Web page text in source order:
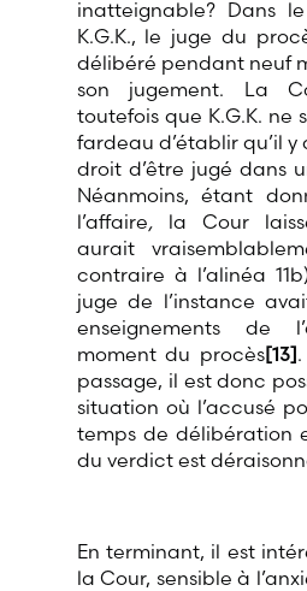
inatteignable? Dans
K.G.K., le juge du
délibéré pendant neuf
son jugement. La
toutefois que K.G.K. ne
fardeau d’établir qu’il
droit d’être jugé dans
Néanmoins, étant
l’affaire,la Cour
aurait
contraire à l’alinéa
juge de l’instance
enseignements de
moment du procès[13]
passage, il est donc
situation où l’accusé
temps de délibération
du verdict est
En terminant, il est
la Cour, sensible à